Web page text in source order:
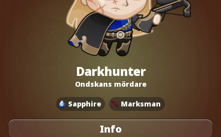
Darkhunter
Ondskans mördare
Sapphire Marksman
Info